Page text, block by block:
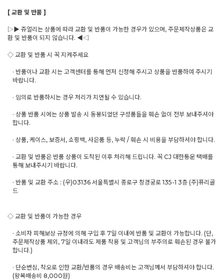
[ 교환 및 반품 ]
▷▶ 쥬얼리는 상품에 따라 교환 및 반품이 가능한 경우가 있으며, 주문제작상품은 교
환 및 반품이 되지 않습니다. ◀◁
◇ 교환 및 반품 시 꼭 지켜주세요
· 반품이나 교환 시는 고객센터를 통해 먼저 신청해 주시고 상품을 반품하여 주시기
바랍니다.
· 임의로 반품하시는 경우 처리가 지연될 수 있습니다.
· 상품 반품 시에는 상품 발송 시 동봉되었던 구성품들을 훼손 없이 전부 보내주셔야
합니다.
· 상품, 케이스, 보증서, 쇼핑백, 사은품 등, 누락 / 훼손 시 비용을 부담하셔야 합니다.
· 교환 및 반품은 반품 상품이 도착된 이후 처리해 드립니다. 꼭 CJ 대한통운 택배를
통해 보내주시기 바랍니다.
· 반품 및 교환 주소 : (우)03136 서울특별시 종로구 창경궁로 135-1 3층 (주)퓨리골
드
◇ 교환 및 반품이 가능한 경우
· 소비자 피해보상 규정에 의해 구입 후 7일 이내에 반품 및 교환이 가능합니다. (단,
주문제작상품 제외, 7일 이내라도 제품 착용 및 고객님의 부주의로 훼손된 경우 불가
합니다.)
· 단순변심, 착오로 인한 교환/반품의 경우 배송비는 고객님께서 부담하셔야 합니다.
(왕복배송비 8,000원)